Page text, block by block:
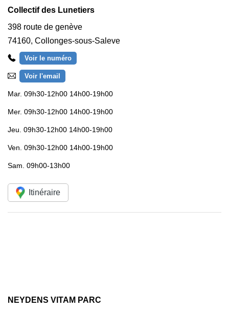
Collectif des Lunetiers
398 route de genève
74160, Collonges-sous-Saleve
Voir le numéro
Voir l'email
Mar. 09h30-12h00 14h00-19h00
Mer. 09h30-12h00 14h00-19h00
Jeu. 09h30-12h00 14h00-19h00
Ven. 09h30-12h00 14h00-19h00
Sam. 09h00-13h00
Itinéraire
NEYDENS VITAM PARC